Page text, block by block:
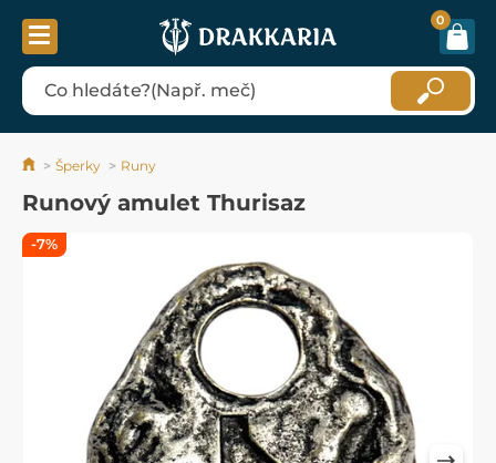
0
Šperky Runy
Runový amulet Thurisaz
-7%